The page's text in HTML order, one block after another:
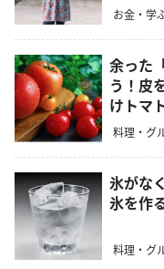
お金・学
余った
う！皮
けトマ
料理・グ
氷がな
氷を作
料理・グ